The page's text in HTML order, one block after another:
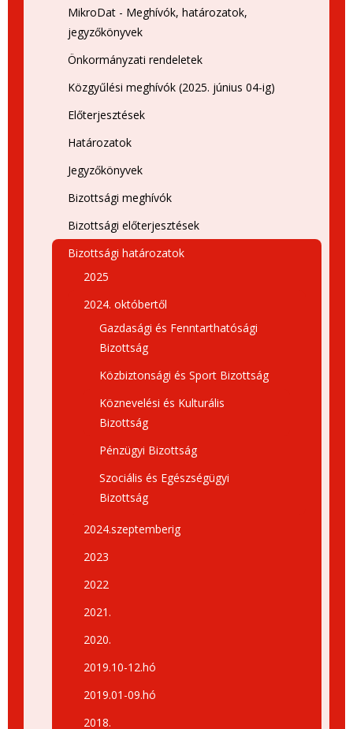
MikroDat - Meghívók, határozatok,
jegyzőkönyvek
Önkormányzati rendeletek
Közgyűlési meghívók (2025. június 04-ig)
Előterjesztések
Határozatok
Jegyzőkönyvek
Bizottsági meghívók
Bizottsági előterjesztések
Bizottsági határozatok
2025
2024. októbertől
Gazdasági és Fenntarthatósági
Bizottság
Közbiztonsági és Sport Bizottság
Köznevelési és Kulturális
Bizottság
Pénzügyi Bizottság
Szociális és Egészségügyi
Bizottság
2024.szeptemberig
2023
2022
2021.
2020.
2019.10-12.hó
2019.01-09.hó
2018.